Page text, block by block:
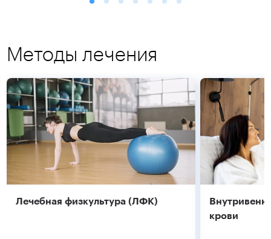
Подробнее Подробнее
Методы лечения
Лечебная физкультура (ЛФК)
крови